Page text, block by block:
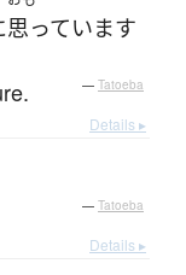
思っています
— Tatoeba
Details ▸
— Tatoeba
Details ▸